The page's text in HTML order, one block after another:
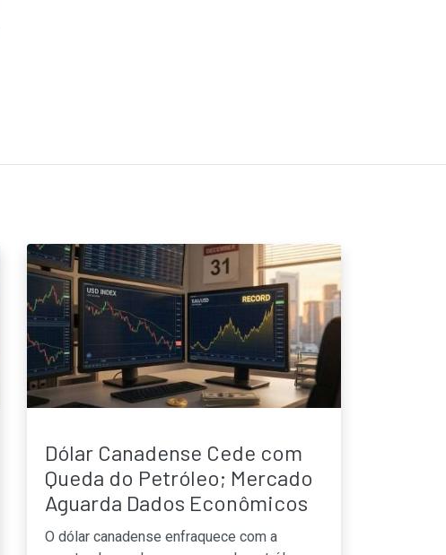
Dólar Canadense Cede com
Queda do Petróleo; Mercado
Aguarda Dados Econômicos
O dólar canadense enfraquece com a